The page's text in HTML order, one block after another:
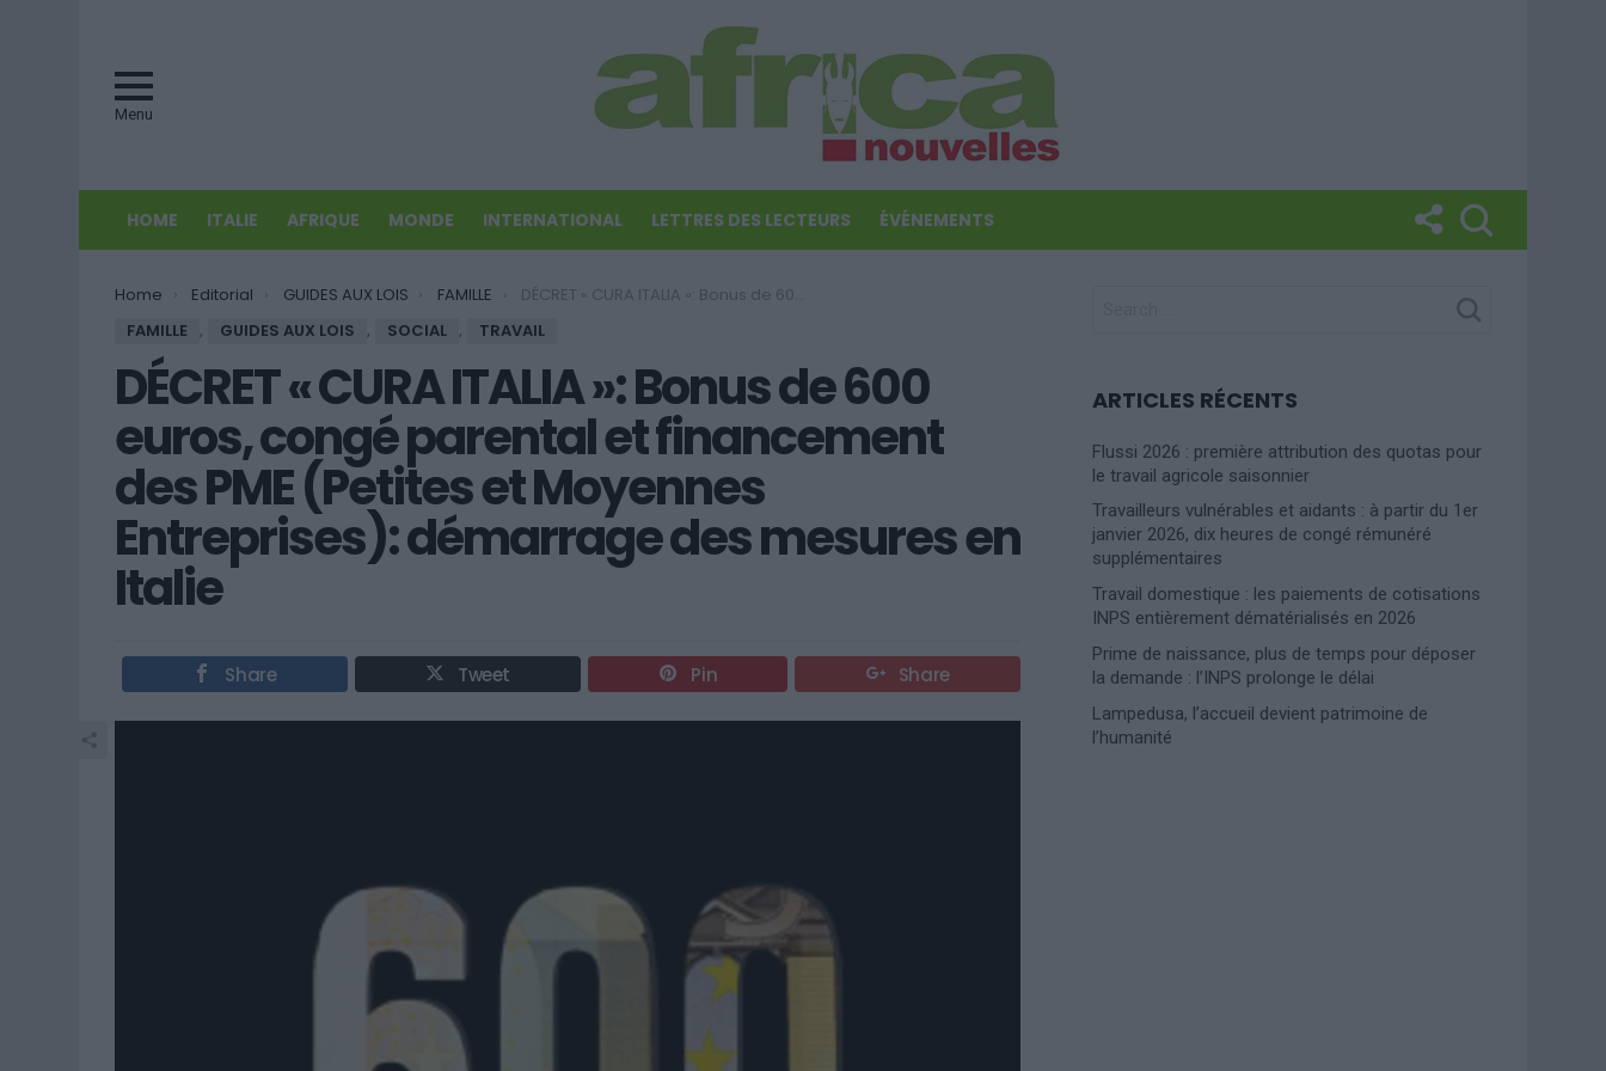
Menu
HOME ITALIE AFRIQUE MONDE INTERNATIONAL LETTRES DES LECTEURS ÉVÉNEMENTS
You are here:
Home Editorial GUIDES AUX LOIS FAMILLE
DÉCRET « CURA ITALIA »: Bonus de 600 euros, congé parental et financement des PME (Petites et Moyennes Entreprises): démarrage des mesures en Italie
FAMILLE
, GUIDES AUX LOIS , SOCIAL , TRAVAIL
DÉCRET « CURA ITALIA »: Bonus de 600
euros, congé parental et financement
des PME (Petites et Moyennes
Entreprises): démarrage des mesures en
Italie
Share Tweet Pin Share
ARTICLES RÉCENTS
Flussi 2026 : première attribution des quotas pour
le travail agricole saisonnier
Travailleurs vulnérables et aidants : à partir du 1er
janvier 2026, dix heures de congé rémunéré
supplémentaires
Travail domestique : les paiements de cotisations
INPS entièrement dématérialisés en 2026
Prime de naissance, plus de temps pour déposer
la demande : l’INPS prolonge le délai
Lampedusa, l’accueil devient patrimoine de
l’humanité